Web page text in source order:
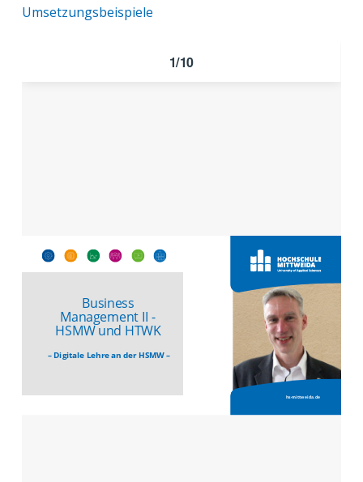
Umsetzungsbeispiele